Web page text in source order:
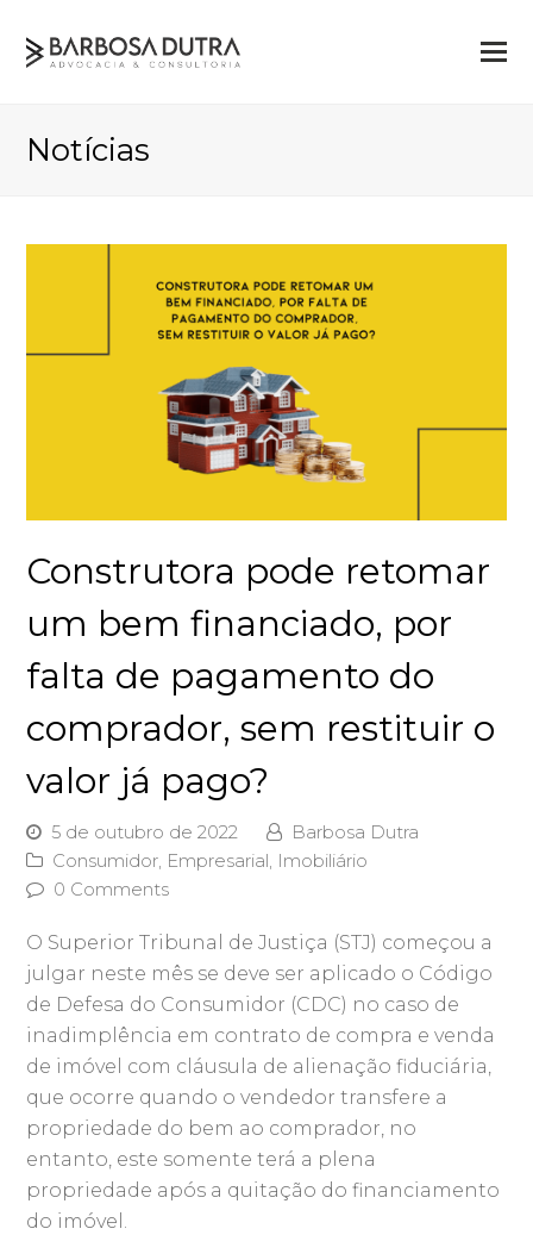
Notícias
Construtora pode retomar
um bem financiado, por
falta de pagamento do
comprador, sem restituir o
valor já pago?
5 de outubro de 2022
Barbosa Dutra
Consumidor, Empresarial, Imobiliário
0 Comments
O Superior Tribunal de Justiça (STJ) começou a
julgar neste mês se deve ser aplicado o Código
de Defesa do Consumidor (CDC) no caso de
inadimplência em contrato de compra e venda
de imóvel com cláusula de alienação fiduciária,
que ocorre quando o vendedor transfere a
propriedade do bem ao comprador, no
entanto, este somente terá a plena
propriedade após a quitação do financiamento
do imóvel.